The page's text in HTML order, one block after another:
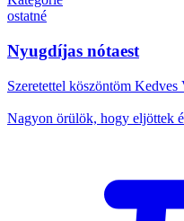
ostatné
Nyugdíjas nótaest
Szeretettel köszöntöm Kedves
Nagyon örülök, hogy eljöttek